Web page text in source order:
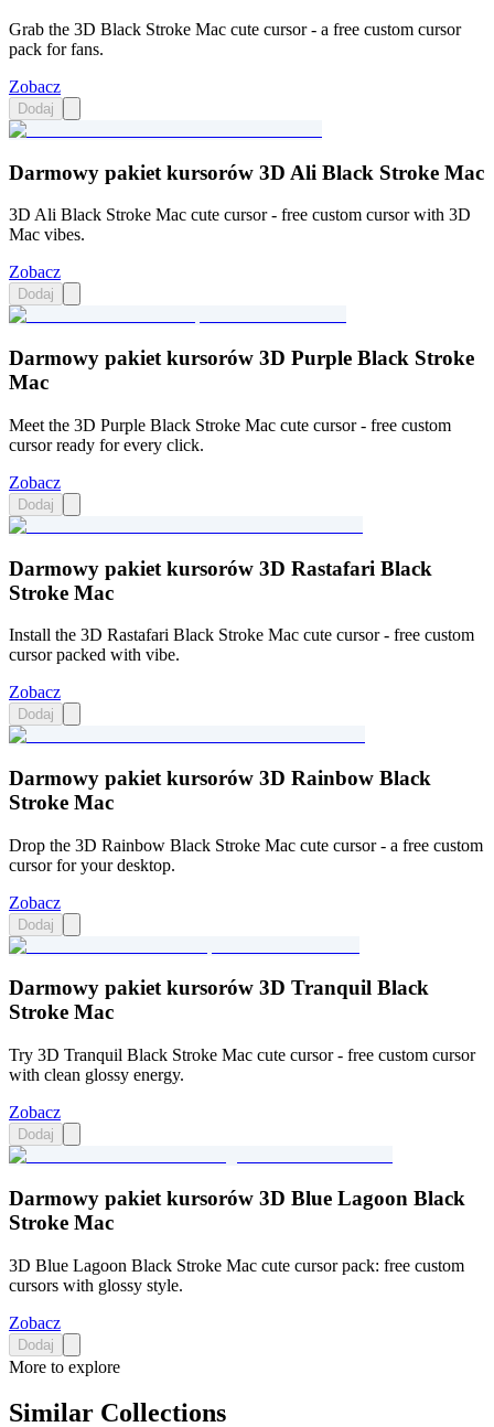
Grab the 3D Black Stroke Mac cute cursor - a free custom cursor
pack for fans.
Zobacz
Dodaj
Darmowy pakiet kursorów 3D Ali Black Stroke Mac
3D Ali Black Stroke Mac cute cursor - free custom cursor with 3D
Mac vibes.
Zobacz
Dodaj
Darmowy pakiet kursorów 3D Purple Black Stroke
Mac
Meet the 3D Purple Black Stroke Mac cute cursor - free custom
cursor ready for every click.
Zobacz
Dodaj
Darmowy pakiet kursorów 3D Rastafari Black
Stroke Mac
Install the 3D Rastafari Black Stroke Mac cute cursor - free custom
cursor packed with vibe.
Zobacz
Dodaj
Darmowy pakiet kursorów 3D Rainbow Black
Stroke Mac
Drop the 3D Rainbow Black Stroke Mac cute cursor - a free custom
cursor for your desktop.
Zobacz
Dodaj
Darmowy pakiet kursorów 3D Tranquil Black
Stroke Mac
Try 3D Tranquil Black Stroke Mac cute cursor - free custom cursor
with clean glossy energy.
Zobacz
Dodaj
Darmowy pakiet kursorów 3D Blue Lagoon Black
Stroke Mac
3D Blue Lagoon Black Stroke Mac cute cursor pack: free custom
cursors with glossy style.
Zobacz
Dodaj
More to explore
Similar Collections